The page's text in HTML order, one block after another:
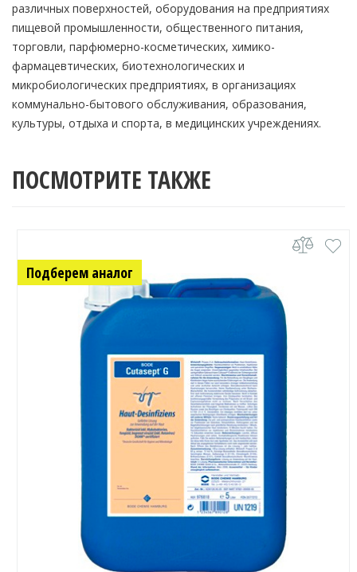
различных поверхностей, оборудования на предприятиях
пищевой промышленности, общественного питания,
торговли, парфюмерно-косметических, химико-
фармацевтических, биотехнологических и
микробиологических предприятиях, в организациях
коммунально-бытового обслуживания, образования,
культуры, отдыха и спорта, в медицинских учреждениях.
ПОСМОТРИТЕ ТАКЖЕ
Подберем аналог